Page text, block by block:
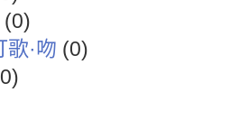
(0)
·吻 (0)